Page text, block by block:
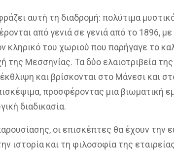
αυτή τη διαδρομή: πολύτιμα
από γενιά σε γενιά από το 1896,
κληρικό του χωριού που παρήγαγε το
της Μεσσηνίας. Τα δύο ελαιοτριβεία της
και βρίσκονται στο Μάνεσι και
προσφέροντας μια βιωματική
διαδικασία.
οι επισκέπτες θα έχουν την
ιστορία και τη φιλοσοφία της